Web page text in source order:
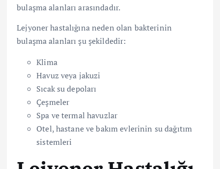
bulaşma alanları arasındadır.
Lejyoner hastalığına neden olan bakterinin
bulaşma alanları şu şekildedir:
Klima
Havuz veya jakuzi
Sıcak su depoları
Çeşmeler
Spa ve termal havuzlar
Otel, hastane ve bakım evlerinin su dağıtım
sistemleri